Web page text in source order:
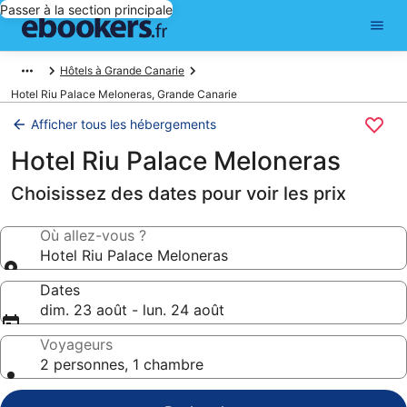
Passer à la section principale
Hôtels à Grande Canarie
Hotel Riu Palace Meloneras, Grande Canarie
Afficher tous les hébergements
Hotel Riu Palace Meloneras
Choisissez des dates pour voir les prix
Où allez-vous ?
Hotel Riu Palace Meloneras
Dates
dim. 23 août - lun. 24 août
Voyageurs
2 personnes, 1 chambre